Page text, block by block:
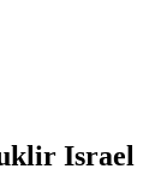
Israel